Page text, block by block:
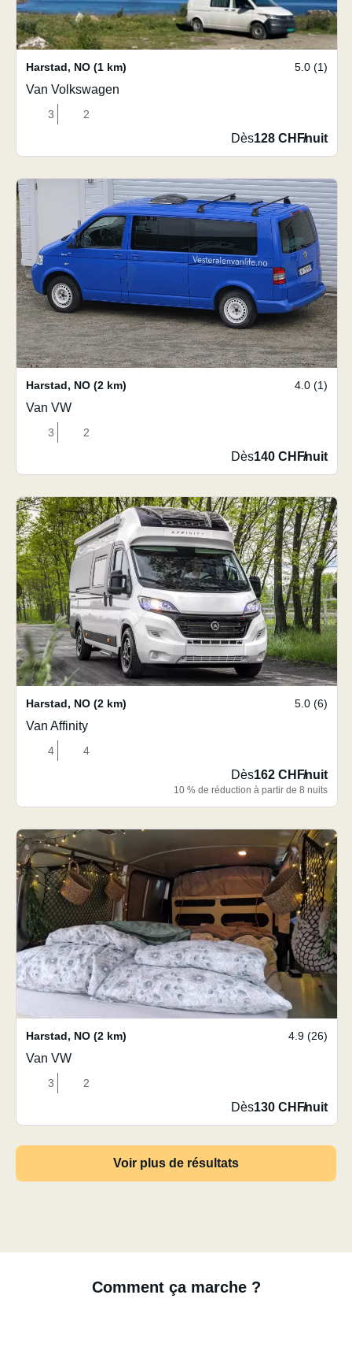
Harstad, NO (1 km) 5.0 (1)
Van Volkswagen
3 2
Dès128 CHF/nuit
Harstad, NO (2 km) 4.0 (1)
Van VW
3 2
Dès140 CHF/nuit
Harstad, NO (2 km) 5.0 (6)
Van Affinity
4 4
Dès162 CHF/nuit
10 % de réduction à partir de 8 nuits
Harstad, NO (2 km) 4.9 (26)
Van VW
3 2
Dès130 CHF/nuit
Voir plus de résultats
Comment ça marche ?